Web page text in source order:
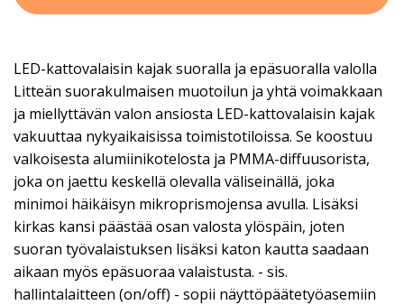
LED-kattovalaisin kajak suoralla ja epäsuoralla valolla
Litteän suorakulmaisen muotoilun ja yhtä voimakkaan
ja miellyttävän valon ansiosta LED-kattovalaisin kajak
vakuuttaa nykyaikaisissa toimistotiloissa. Se koostuu
valkoisesta alumiinikotelosta ja PMMA-diffuusorista,
joka on jaettu keskellä olevalla väliseinällä, joka
minimoi häikäisyn mikroprismojensa avulla. Lisäksi
kirkas kansi päästää osan valosta ylöspäin, joten
suoran työvalaistuksen lisäksi katon kautta saadaan
aikaan myös epäsuoraa valaistusta. - sis.
hallintalaitteen (on/off) - sopii näyttöpäätetyöasemiin